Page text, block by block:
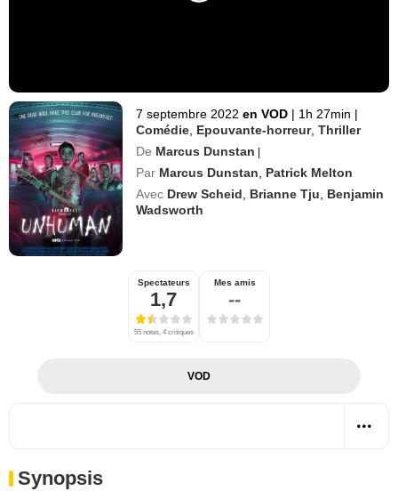
7 septembre 2022 en VOD | 1h 27min |
Comédie Epouvante-horreur,Thriller
De Marcus Dunstan |
Par Marcus Dunstan
Patrick Melton
Avec Drew Scheid Brianne Tju
Benjamin
Wadsworth
Spectateurs
1,7
55 notes, 4 critiques
Mes amis
--
VOD
Synopsis